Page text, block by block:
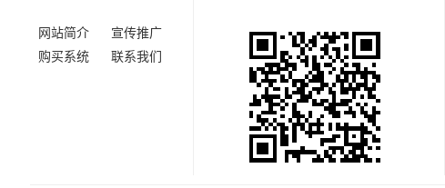
网站简介
宣传推广
购买系统
联系我们